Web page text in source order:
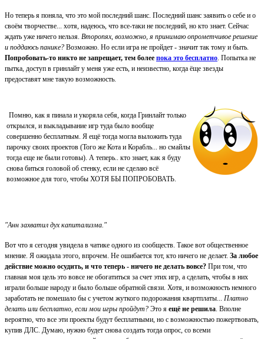
Но теперь я поняла, что это мой последний шанс. Последний шанс заявить о себе и о
своём творчестве... хотя, надеюсь, что все-таки не последний, но кто знает. Сейчас
ждать уже ничего нельзя. Второпях, возможно, я принимаю опрометчивое решение
и поддаюсь панике? Возможно. Но если игра не пройдет - значит так тому и быть.
Попробовать-то никто не запрещает, тем более пока это бесплатно . Попытка не
пытка, доступ в гринлайт у меня уже есть, и неизвестно, когда ёще звезды
предоставят мне такую возможность.
Помню, как я пинала и укоряла себя, когда Гринлайт только
открылся, и выкладывание игр туда было вообще
совершенно бесплатным. Я ещё тогда могла выложить туда
парочку своих проектов (Того же Кота и Корабль... но смайлы
тогда еще не были готовы). А теперь.. кто знает, как я буду
снова биться головой об стенку, если не сделаю всё
возможное для того, чтобы ХОТЯ БЫ ПОПРОБОВАТЬ.
"Анн захватил дух капитализма."
Вот что я сегодня увидела в чатике одного из сообществ. Такое вот общественное
мнение. Я ожидала этого, впрочем. Не ошибается тот, кто ничего не делает. За любое
действие можно осудить, и что теперь - ничего не делать вовсе? При том, что
главная моя цель это вовсе не обогатиться за счет этих игр, а сделать, чтобы в них
играли больше народу и было больше обратной связи. Хотя, и возможность немного
заработать не помешало бы с учетом жуткого подорожания квартплаты... Платно
делать или бесплатно, если мои игры пройдут? Это я ещё не решила . Вполне
вероятно, что все эти проекты будут бесплатными, но с возможностью пожертвовать,
купив ДЛС. Думаю, нужно будет снова создать тогда опрос, со всеми